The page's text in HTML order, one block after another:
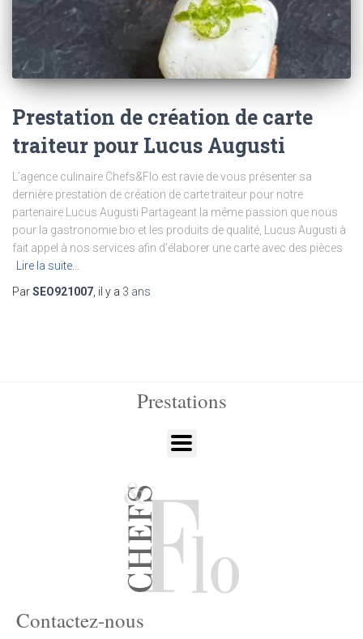
Prestation de création de carte
traiteur pour Lucus Augusti
L’agence culinaire Chefs&Flo est ravie de vous présenter sa
dernière prestation de création de carte traiteur pour notre
partenaire Lucus Augusti Partageant la même passion que nous
pour la gastronomie bio et les produits de qualité, Lucus Augusti à
fait appel à nos services afin d’élaborer une carte avec des pièces
Lire la suite…
ParSEO921007 , il y a 3 ans
Prestations
Contactez-nous